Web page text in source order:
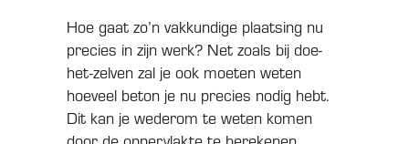
Hoe gaat zo’n vakkundige plaatsing nu
precies in zijn werk? Net zoals bij doe-
het-zelven zal je ook moeten weten
hoeveel beton je nu precies nodig hebt.
Dit kan je wederom te weten komen